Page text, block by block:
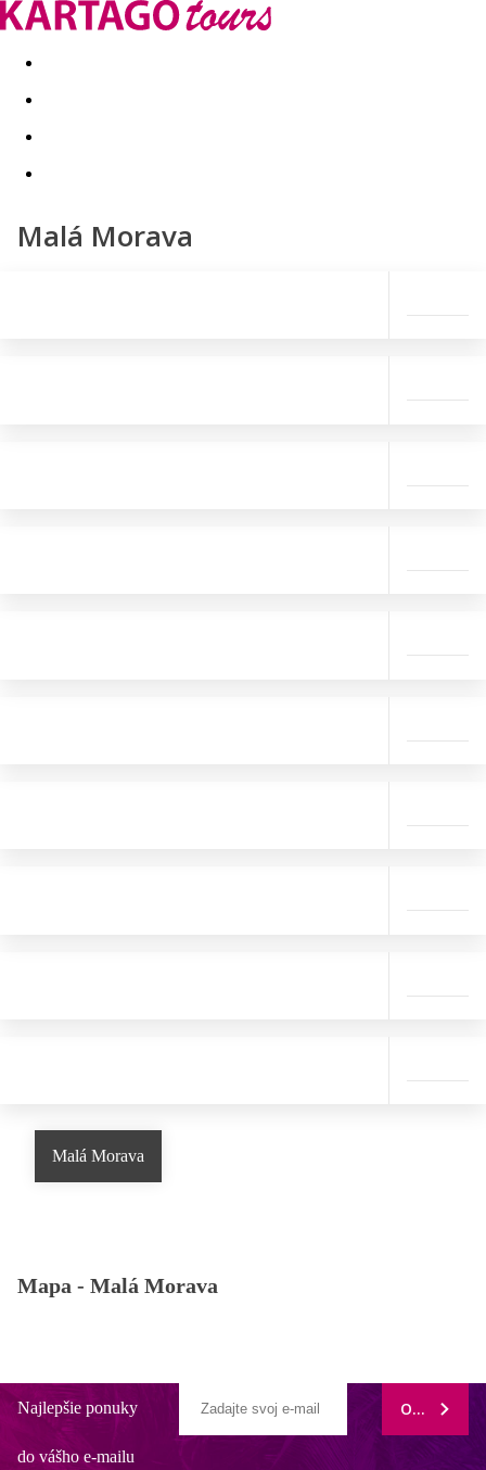
Last minute Dovolenkové kluby
Malá Morava
Malá Morava
Mapa - Malá Morava
Najlepšie ponuky
do vášho e-mailu
ODOBERAŤ